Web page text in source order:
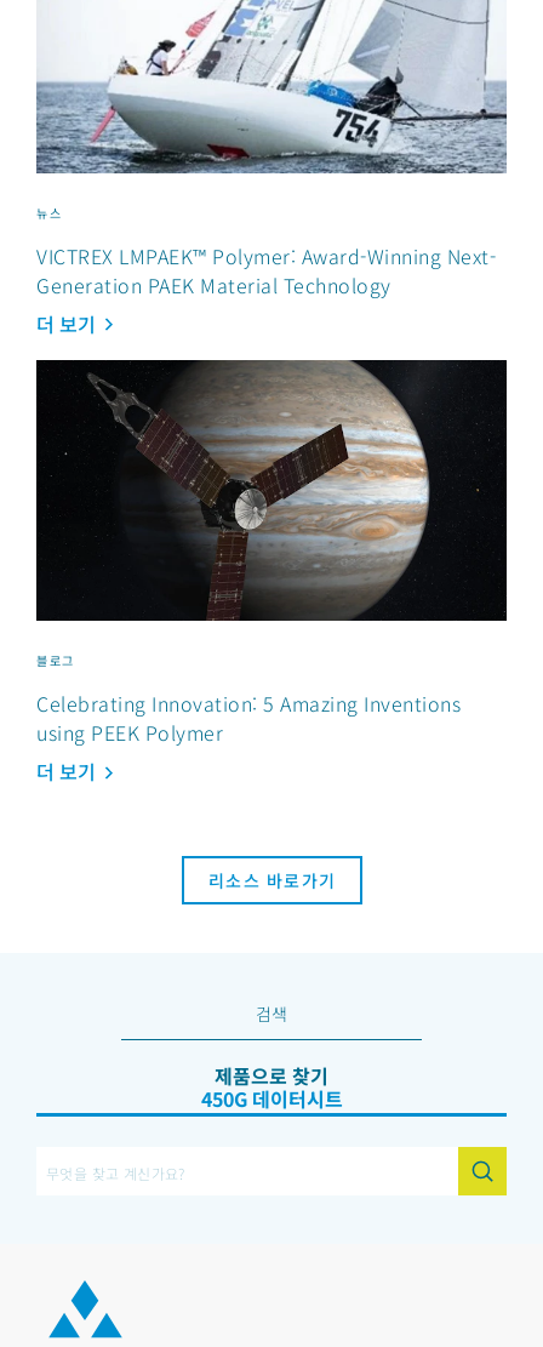
뉴스
VICTREX LMPAEK™ Polymer: Award-Winning Next-
Generation PAEK Material Technology
더 보기
블로그
Celebrating Innovation: 5 Amazing Inventions
using PEEK Polymer
더 보기
리소스 바로가기
검색
제품으로 찾기
450G 데이터시트